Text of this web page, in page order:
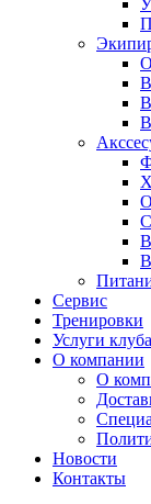
Сервис
Тренировки
Услуги клуба
О компании
О
Новости
Контакты